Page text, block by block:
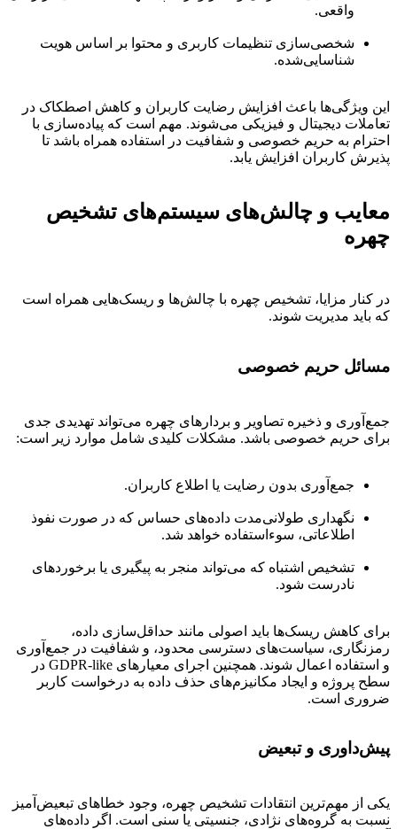
واقعی.
شخصی‌سازی تنظیمات کاربری و محتوا بر اساس هویت
شناسایی‌شده.
این ویژگی‌ها باعث افزایش رضایت کاربران و کاهش اصطکاک در
تعاملات دیجیتال و فیزیکی می‌شوند. مهم است که پیاده‌سازی با
احترام به حریم خصوصی و شفافیت در استفاده همراه باشد تا
پذیرش کاربران افزایش یابد.
معایب و چالش‌های سیستم‌های تشخیص
چهره
در کنار مزایا، تشخیص چهره با چالش‌ها و ریسک‌هایی همراه است
که باید مدیریت شوند.
مسائل حریم خصوصی
جمع‌آوری و ذخیره تصاویر و بردارهای چهره می‌تواند تهدیدی جدی
برای حریم خصوصی باشد. مشکلات کلیدی شامل موارد زیر است:
جمع‌آوری بدون رضایت یا اطلاع کاربران.
نگهداری طولانی‌مدت داده‌های حساس که در صورت نفوذ
اطلاعاتی، سوءاستفاده خواهد شد.
تشخیص اشتباه که می‌تواند منجر به پیگیری یا برخوردهای
نادرست شود.
برای کاهش ریسک‌ها باید اصولی مانند حداقل‌سازی داده،
رمزنگاری، سیاست‌های دسترسی محدود، و شفافیت در جمع‌آوری
و استفاده اعمال شوند. همچنین اجرای معیارهای GDPR-like در
سطح پروژه و ایجاد مکانیزم‌های حذف داده به درخواست کاربر
ضروری است.
پیش‌داوری و تبعیض
یکی از مهم‌ترین انتقادات تشخیص چهره، وجود خطاهای تبعیض‌آمیز
نسبت به گروه‌های نژادی، جنسیتی یا سنی است. اگر داده‌های